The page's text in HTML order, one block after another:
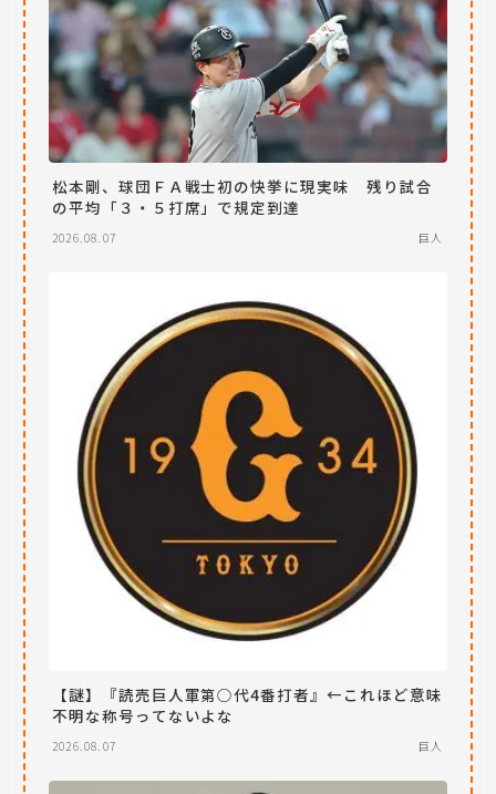
松本剛、球団ＦＡ戦士初の快挙に現実味 残り試合
の平均「３・５打席」で規定到達
2026.08.07 巨人
【謎】『読売巨人軍第○代4番打者』←これほど意味
不明な称号ってないよな
2026.08.07 巨人